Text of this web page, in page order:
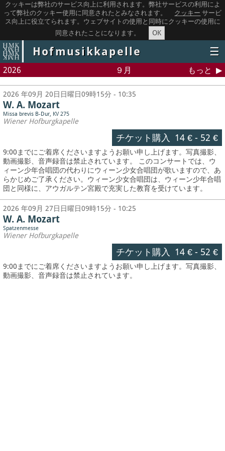
クッキーは弊社のサービス向上に利用されます。弊社サービスの利用によ
って弊社のクッキー使用に同意されたとみなされます。
クッキー サービ
ス向上に役立てられます。ウェブサイトの使用と同時にクッキーの使用に
同意されたことになります。
OK
Hofmusikkapelle ☰
2026 ９月 もっと
2026 年09月 20日日曜日09時15分 - 10:35
W. A. Mozart
Missa brevis B-Dur, KV 275
Wiener Hofburgkapelle
チケット購入 14 €- 52 €
9:00までにご着席くださいますようお願い申し上げます。写真撮影、
動画撮影、音声録音は禁止されています。 このコンサートでは、ウ
ィーン少年合唱団の代わりにウィーン少女合唱団が歌いますので、あ
らかじめご了承ください。ウィーン少女合唱団は、ウィーン少年合唱
団と同様に、アウガルテン宮殿で充実した教育を受けています。
2026 年09月 27日日曜日09時15分 - 10:25
W. A. Mozart
Spatzenmesse
Wiener Hofburgkapelle
チケット購入 14 €- 52 €
9:00までにご着席くださいますようお願い申し上げます。写真撮影、
動画撮影、音声録音は禁止されています。